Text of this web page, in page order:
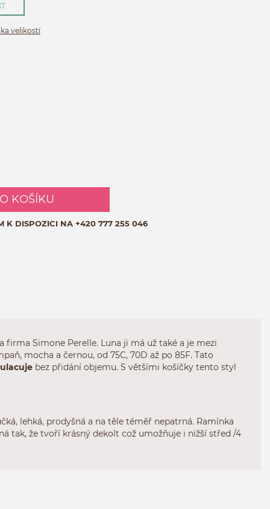
velikostí
KOŠÍKU
K DISPOZICI NA +420 777 255 046
Simone Perelle. Luna ji má už také a je mezi
mocha a černou, od 75C, 70D až po 85F. Tato
bez přidání objemu. S většími košíčky tento styl
lehká, prodyšná a na těle téměř nepatrná. Ramínka
tak, že tvoří krásný dekolt což umožňuje i nižší střed /4